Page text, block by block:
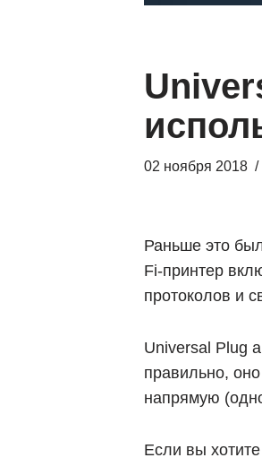
02 ноября 2018
Раньше это
Fi-принтер
протоколов и
Universal Plug
правильно,
напрямую
Если вы